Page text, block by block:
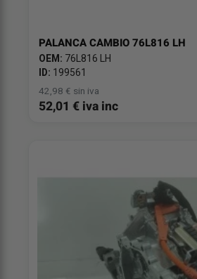
PALANCA CAMBIO 76L816 LH
OEM: 76L816 LH
ID: 199561
42,98 € sin iva
52,01 € iva inc